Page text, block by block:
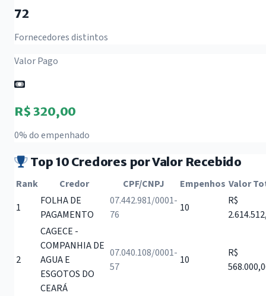
72
Fornecedores distintos
Valor Pago
R$ 320,00
0% do empenhado
Top 10 Credores por Valor Recebido
Rank Credor CPF/CNPJ Empenhos Valor
1
FOLHA DE
PAGAMENTO
07.442.981/0001-
76
10
R$
2
CAGECE -
COMPANHIA DE
AGUA E
ESGOTOS DO
CEARÁ
07.040.108/0001-
57
10
R$